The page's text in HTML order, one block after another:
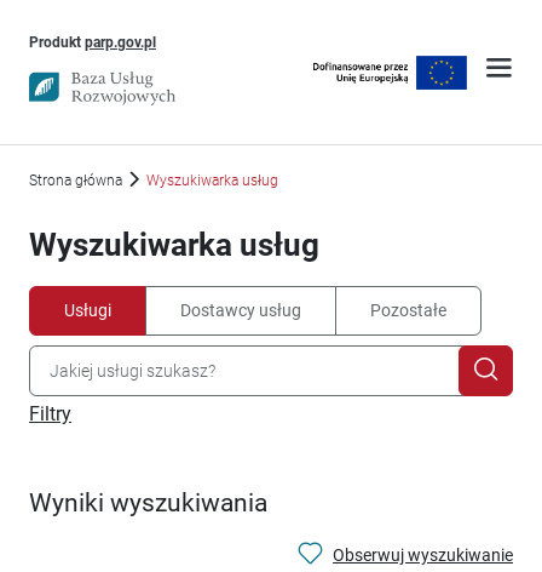
Produkt parp.gov.plUwaga, link otworzy się w nowym oknie
Strona główna Wyszukiwarka usług
Wyszukiwarka usług
Usługi Dostawcy usług Pozostałe
Filtry
Wyniki wyszukiwania
Obserwuj wyszukiwanie